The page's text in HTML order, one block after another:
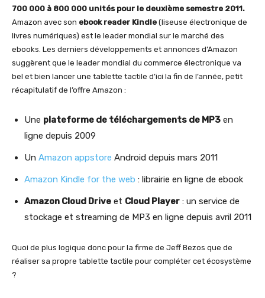
700 000 à 800 000 unités pour le deuxième semestre 2011.
Amazon avec son ebook reader Kindle (liseuse électronique de
livres numériques) est le leader mondial sur le marché des
ebooks. Les derniers développements et annonces d’Amazon
suggèrent que le leader mondial du commerce électronique va
bel et bien lancer une tablette tactile d’ici la fin de l’année, petit
récapitulatif de l’offre Amazon :
Une plateforme de téléchargements de MP3 en
ligne depuis 2009
Un Amazon appstore Android depuis mars 2011
Amazon Kindle for the web : librairie en ligne de ebook
Amazon Cloud Drive et Cloud Player : un service de
stockage et streaming de MP3 en ligne depuis avril 2011
Quoi de plus logique donc pour la firme de Jeff Bezos que de
réaliser sa propre tablette tactile pour compléter cet écosystème
?